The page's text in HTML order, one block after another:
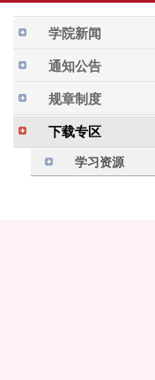
学院新闻
通知公告
规章制度
下载专区
学习资源